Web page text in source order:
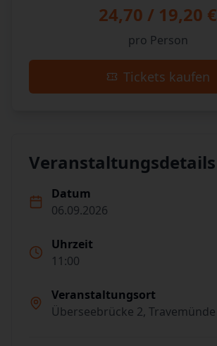
24,70 / 19,20 €
pro Person
Tickets kaufen
Veranstaltungsdetails
Datum
06.09.2026
Uhrzeit
11:00
Veranstaltungsort
Überseebrücke 2, Travemünde